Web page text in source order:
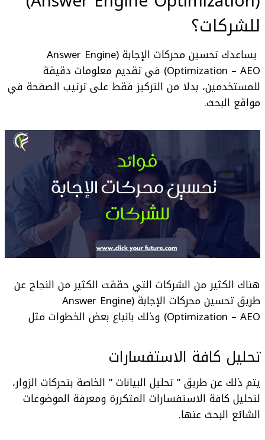
للشركات؟
يساعدك
تحسين محركات الإجابة (Answer Engine
Optimization – AEO) في تقديم معلومات دقيقة
للمستخدمين، بدلا من التركيز فقط على ترتيب الصفحة في
مواقع البحث.
هناك الكثير من الشركات التي حققت الكثير من النجاح عن
طريق
تحسين محركات الإجابة (Answer Engine
Optimization – AEO) وذلك باتباع بعض الخطوات مثل
تحليل كافة الاستفسارات
يتم ذلك عن طريق ” تحليل البيانات ” الخاصة بتحركات الزوار،
لتحليل كافة الاستفسارات المتكررة ومعرفة الموضوعات
الشائع البحث عنها.